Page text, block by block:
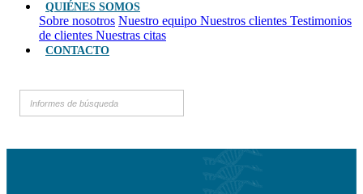
QUIÉNES SOMOS
Sobre nosotros Nuestro equipo Nuestros clientes Testimonios
de clientes Nuestras citas
CONTACTO